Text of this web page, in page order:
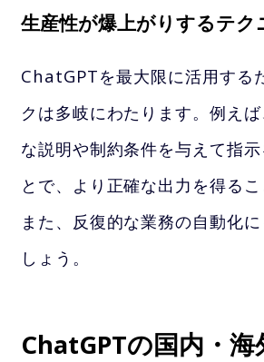
生産性が爆上がりするテク
ChatGPTを最大限に活用する
クは多岐にわたります。例え
な説明や制約条件を与えて指
とで、より正確な出力を得るこ
また、反復的な業務の自動化
しょう。
ChatGPTの国内・